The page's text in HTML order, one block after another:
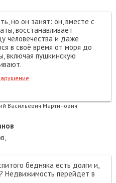
но он занят: он, вместе с
восстанавливает
человечества и даже
в своё время от моря до
включая пушкинскую
Васильевич Мартинович
,
бедняка есть долги и,
Недвижимость перейдет в